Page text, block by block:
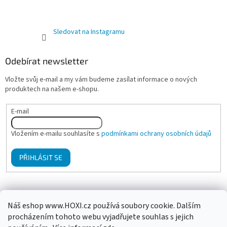
Náš eshop www.HOXI.cz používá soubory cookie. Dalším
procházením tohoto webu vyjadřujete souhlas s jejich
Sledovat na Instagramu
Odebírat newsletter
Vložte svůj e-mail a my vám budeme zasílat informace o nových
produktech na našem e-shopu.
E-mail
Vložením e-mailu souhlasíte s podmínkami ochrany osobních údajů
PŘIHLÁSIT SE